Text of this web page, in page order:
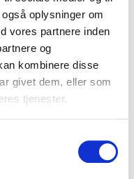
oplysninger om
vores partnere inden
og
kombinere disse
givet dem, eller som
tjenester.